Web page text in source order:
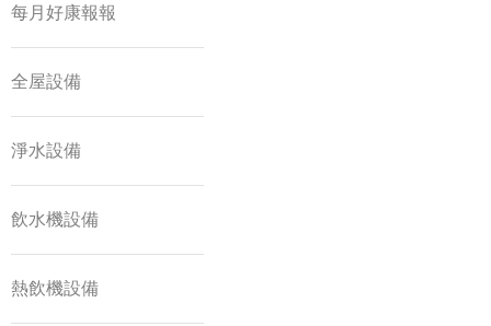
每月好康報報
全屋設備
淨水設備
飲水機設備
熱飲機設備